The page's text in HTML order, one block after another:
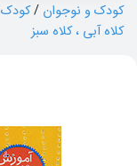
کودک و نوجوان /کودک
کلاه آبی ، کلاه سبز